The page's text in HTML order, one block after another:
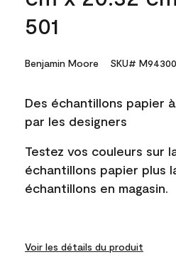
501
Benjamin Moore SKU#
Des échantillons papier
par les designers
Testez vos couleurs sur
échantillons papier plus
échantillons en magasin.
Voir les détails du produit